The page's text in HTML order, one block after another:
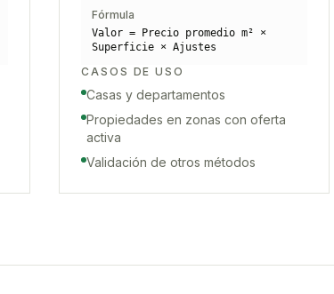
Fórmula
Valor = Precio promedio m² ×
Superficie × Ajustes
CASOS DE USO
Casas y departamentos
Propiedades en zonas con oferta
activa
Validación de otros métodos